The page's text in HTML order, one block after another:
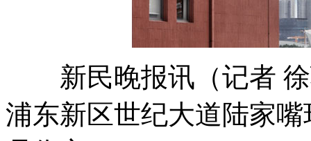
新民晚报讯（记者 徐
浦东新区世纪大道陆家